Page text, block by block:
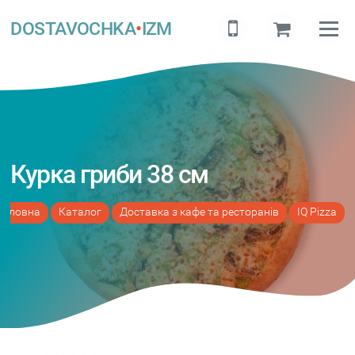
DOSTAVOCHKA•IZM
Курка гриби 38 см
Каталог Доставка з кафе та ресторанів IQ Pizza